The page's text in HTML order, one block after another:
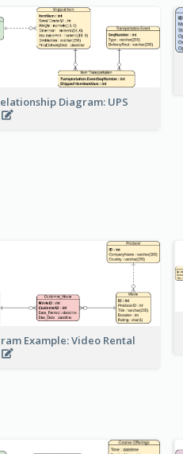
Diagram: UPS
Example: Video Rental